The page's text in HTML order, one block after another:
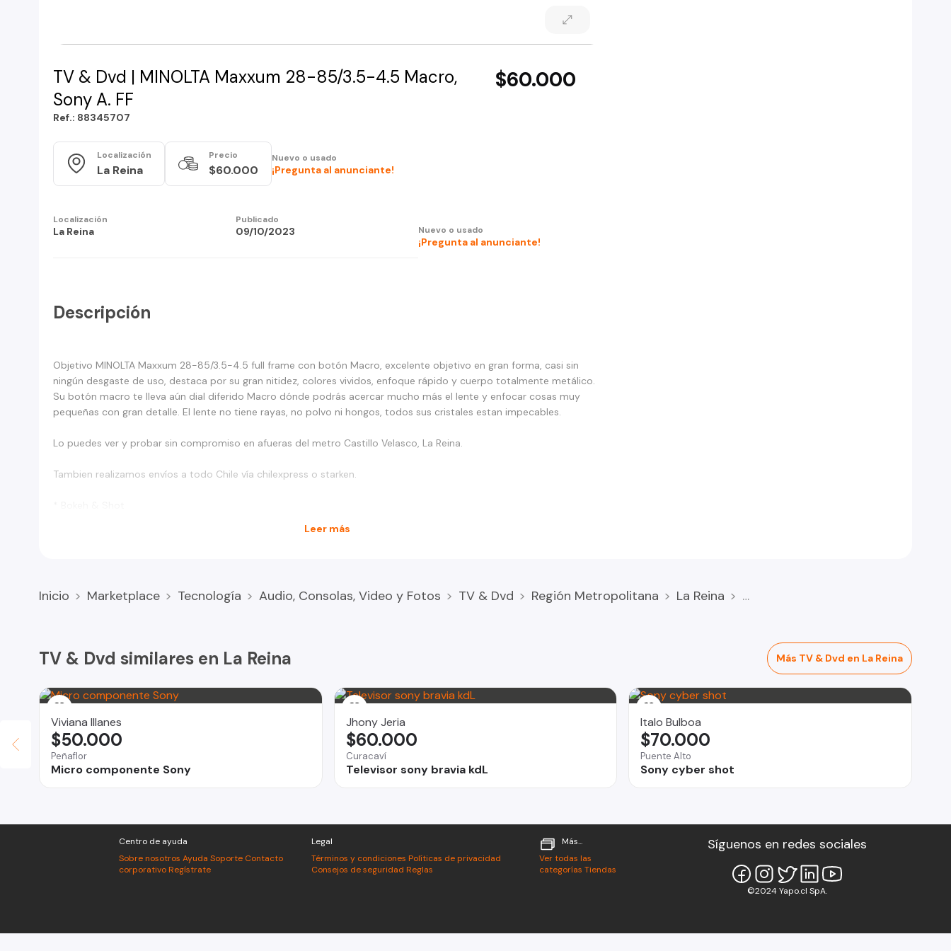
TV & Dvd | MINOLTA Maxxum 28-85/3.5-4.5 Macro,
Sony A. FF
$60.000
Ref.: 88345707
Localización
La Reina
Precio
$60.000
Nuevo o usado
¡Pregunta al anunciante!
Localización
La Reina
Publicado
09/10/2023 Nuevo o usado
¡Pregunta al anunciante!
Descripción
Objetivo MINOLTA Maxxum 28-85/3.5-4.5 full frame con botón Macro, excelente objetivo en gran forma, casi sin
ningún desgaste de uso, destaca por su gran nitidez, colores vividos, enfoque rápido y cuerpo totalmente metálico.
Su botón macro te lleva aún dial diferido Macro dónde podrás acercar mucho más el lente y enfocar cosas muy
pequeñas con gran detalle. El lente no tiene rayas, no polvo ni hongos, todos sus cristales estan impecables.
Lo puedes ver y probar sin compromiso en afueras del metro Castillo Velasco, La Reina.
Tambien realizamos envíos a todo Chile vía chilexpress o starken.
Leer más
Inicio Marketplace Tecnología Audio, Consolas, Video y Fotos TV & Dvd Región Metropolitana La Reina
TV & Dvd similares en La Reina Más TV & Dvd en La Reina
Viviana Illanes
Peñaflor
Micro componente Sony
$50.000
Jhony Jeria
Curacaví
Televisor sony bravia kdL
$60.000
Italo Bulboa
Puente Alto
Sony cyber shot
$70.000
Centro de ayuda
Sobre nosotros Ayuda Soporte Contacto
corporativo Regístrate
Legal
Términos y condiciones Políticas de privacidad
Consejos de seguridad Reglas
Más...
Ver todas las
categorías Tiendas
Síguenos en redes sociales
©2024 Yapo.cl SpA.